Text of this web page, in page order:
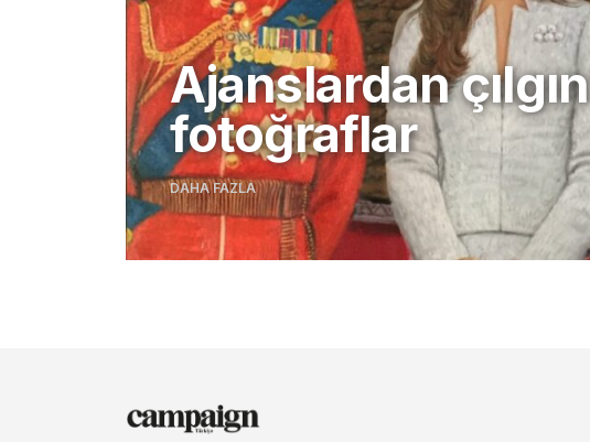
Ajanslardan çılgın
fotoğraflar
DAHA FAZLA